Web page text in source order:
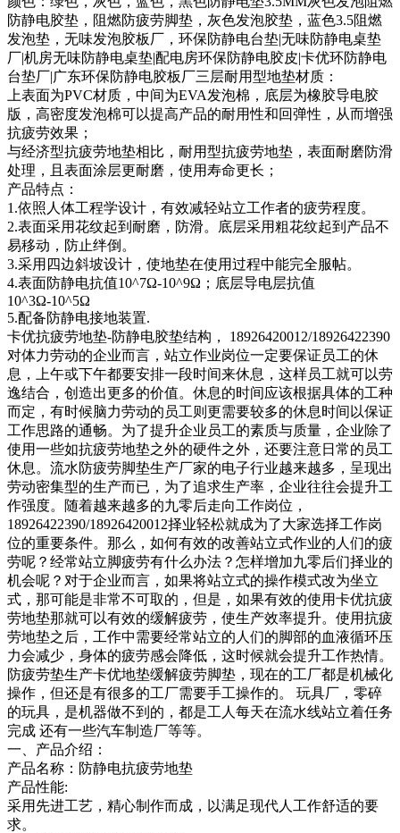
防静电胶垫，阻燃防疲劳脚垫，灰色发泡胶垫，蓝色3.5阻燃
发泡垫，无味发泡胶板厂，环保防静电台垫|无味防静电桌垫
厂|机房无味防静电桌垫|配电房环保防静电胶皮|卡优环防静电
台垫厂|广东环保防静电胶板厂三层耐用型地垫材质：
上表面为PVC材质，中间为EVA发泡棉，底层为橡胶导电胶
版，高密度发泡棉可以提高产品的耐用性和回弹性，从而增强
抗疲劳效果；
与经济型抗疲劳地垫相比，耐用型抗疲劳地垫，表面耐磨防滑
处理，且表面涂层更耐磨，使用寿命更长；
产品特点：
1.依照人体工程学设计，有效减轻站立工作者的疲劳程度。
2.表面采用花纹起到耐磨，防滑。底层采用粗花纹起到产品不
易移动，防止绊倒。
3.采用四边斜坡设计，使地垫在使用过程中能完全服帖。
4.表面防静电抗值10^7Ω-10^9Ω；底层导电层抗值
10^3Ω-10^5Ω
5.配备防静电接地装置.
卡优抗疲劳地垫-防静电胶垫结构， 18926420012/18926422390
对体力劳动的企业而言，站立作业岗位一定要保证员工的休
息，上午或下午都要安排一段时间来休息，这样员工就可以劳
逸结合，创造出更多的价值。休息的时间应该根据具体的工种
而定，有时候脑力劳动的员工则更需要较多的休息时间以保证
工作思路的通畅。为了提升企业员工的素质与质量，企业除了
使用一些如抗疲劳地垫之外的硬件之外，还要注意日常的员工
休息。流水防疲劳脚垫生产厂家的电子行业越来越多，呈现出
劳动密集型的生产而已，为了追求生产率，企业往往会提升工
作强度。随着越来越多的九零后走向工作岗位，
18926422390/18926420012择业轻松就成为了大家选择工作岗
位的重要条件。那么，如何有效的改善站立式作业的人们的疲
劳呢？经常站立脚疲劳有什么办法？怎样增加九零后们择业的
机会呢？对于企业而言，如果将站立式的操作模式改为坐立
式，那可能是非常不可取的，但是，如果有效的使用卡优抗疲
劳地垫那就可以有效的缓解疲劳，使生产效率提升。使用抗疲
劳地垫之后，工作中需要经常站立的人们的脚部的血液循环压
力会减少，身体的疲劳感会降低，这时候就会提升工作热情。
防疲劳垫生产卡优地垫缓解疲劳脚垫，现在的工厂都是机械化
操作，但还是有很多的工厂需要手工操作的。 玩具厂，零碎
的玩具，是机器做不到的，都是工人每天在流水线站立着任务
完成 还有一些汽车制造厂等等。
一、产品介绍：
产品名称：防静电抗疲劳地垫
产品性能:
采用先进工艺，精心制作而成，以满足现代人工作舒适的要
求。